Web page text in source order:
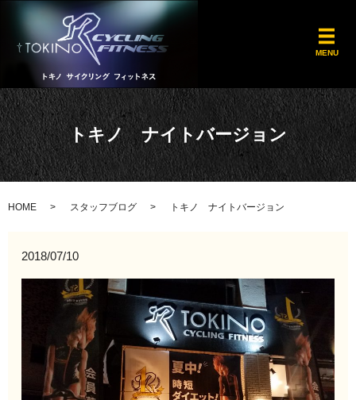
MENU
トキノ ナイトバージョン
HOME スタッフブログ トキノ ナイトバージョン
2018/07/10